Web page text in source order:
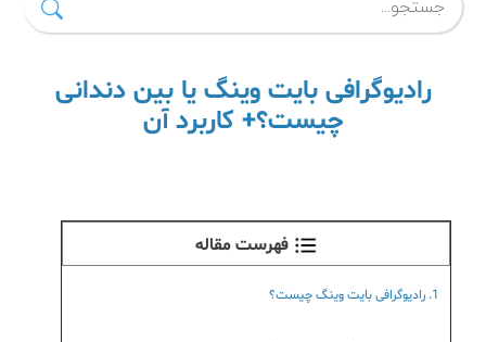
رادیوگرافی بایت وینگ یا بین دندانی
چیست؟+ کاربرد آن
فهرست مقاله
1. رادیوگرافی بایت وینگ چیست؟